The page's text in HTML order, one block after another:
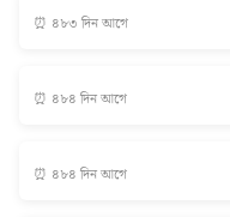
⏰ ৪৮৩ দিন আগে
⏰ ৪৮৪ দিন আগে
⏰ ৪৮৪ দিন আগে